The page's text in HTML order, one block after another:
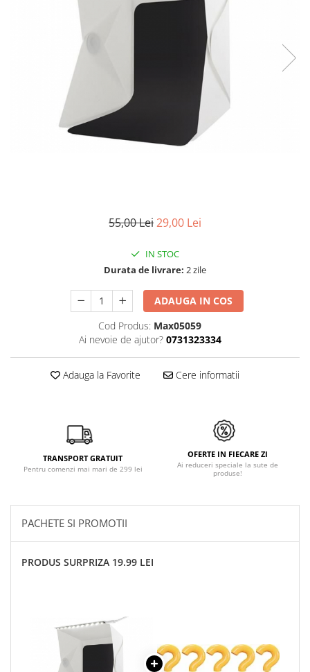
55,00 Lei29,00 Lei
IN STOC
Durata de livrare: 2 zile
ADAUGA IN COS
Cod Produs: Max05059
Ai nevoie de ajutor? 0731323334
Adauga la Favorite Cere informatii
TRANSPORT GRATUIT
Pentru comenzi mai mari de 299 lei
OFERTE IN FIECARE ZI
Ai reduceri speciale la sute de
produse!
PACHETE SI PROMOTII
PRODUS SURPRIZA 19.99 LEI